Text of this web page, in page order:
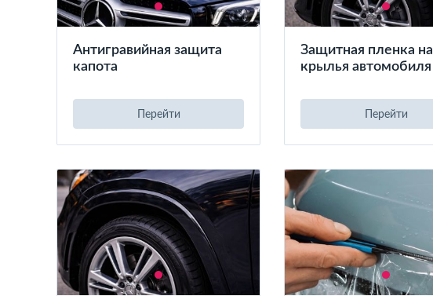
Антигравийная защита
капота
Перейти
Защитная пленка на
крылья автомобиля
Перейти